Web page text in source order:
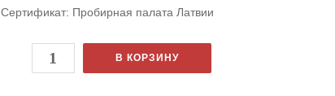
Сертификат: Пробирная палата Латвии
В КОРЗИНУ